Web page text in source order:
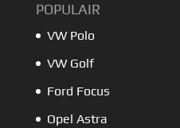
POPULAIR
VW Polo
VW Golf
Ford Focus
Opel Astra